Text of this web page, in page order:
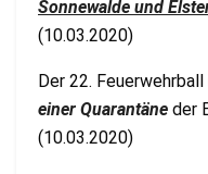
Sonnewalde und
(10.03.2020)
Der 22.
einer Quarantäne der
(10.03.2020)